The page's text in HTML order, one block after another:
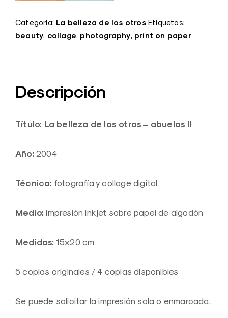
Categoría: La belleza de los otros Etiquetas:
beauty, collage, photography, print on paper
Descripción
Título: La belleza de los otros – abuelos II
Año: 2004
Técnica: fotografía y collage digital
Medio: impresión inkjet sobre papel de algodón
Medidas: 15×20 cm
5 copias originales / 4 copias disponibles
Se puede solicitar la impresión sola o enmarcada.